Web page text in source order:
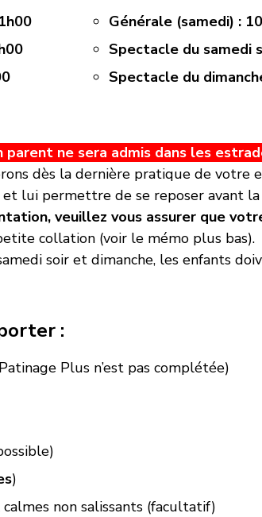
Générale (samedi) :
Spectacle du samedi
Spectacle du
parent ne sera admis dans les
dès la dernière pratique de votre
lui permettre de se reposer avant
veuillez vous assurer que
collation (voir le mémo plus bas).
soir et dimanche, les enfants
:
Plus n’est pas complétée)
)
non salissants (facultatif)